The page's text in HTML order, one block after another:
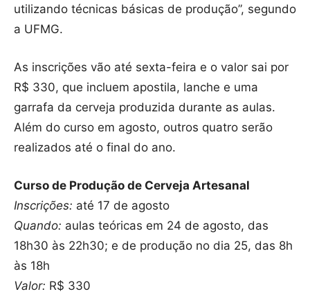
utilizando técnicas básicas de produção”, segundo
a UFMG.
As inscrições vão até sexta-feira e o valor sai por
R$ 330, que incluem apostila, lanche e uma
garrafa da cerveja produzida durante as aulas.
Além do curso em agosto, outros quatro serão
realizados até o final do ano.
Curso de Produção de Cerveja Artesanal
Inscrições: até 17 de agosto
Quando: aulas teóricas em 24 de agosto, das
18h30 às 22h30; e de produção no dia 25, das 8h
às 18h
Valor: R$ 330